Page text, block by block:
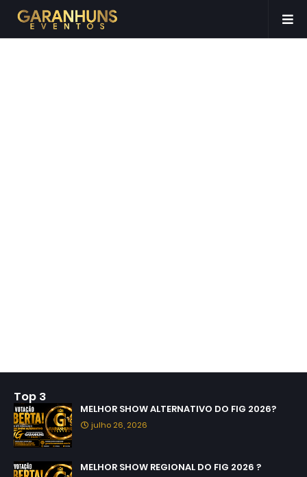
Top 3
MELHOR SHOW ALTERNATIVO DO FIG 2026?
julho 26, 2026
MELHOR SHOW REGIONAL DO FIG 2026 ?